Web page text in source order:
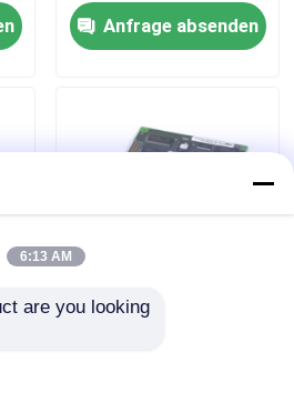
Anfrage absenden
6:13 AM
are you looking